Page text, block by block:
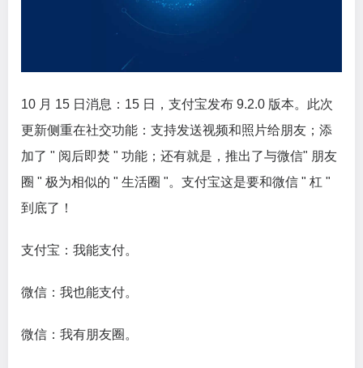
10 月 15 日消息：15 日，支付宝发布 9.2.0 版本。此次
更新侧重在社交功能：支持发送视频和照片给朋友；添
加了 " 阅后即焚 " 功能；还有就是，推出了与微信" 朋友
圈 " 极为相似的 " 生活圈 "。支付宝这是要和微信 " 杠 "
到底了！
支付宝：我能支付。
微信：我也能支付。
微信：我有朋友圈。